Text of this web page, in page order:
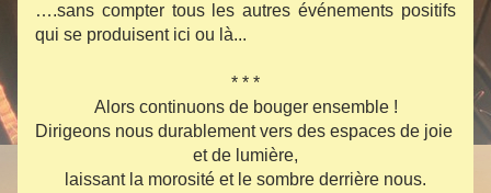
….sans compter tous les autres événements positifs
qui se produisent ici ou là...
* * *
Alors continuons de bouger ensemble !
Dirigeons nous durablement vers des espaces de joie
et de lumière,
laissant la morosité et le sombre derrière nous.